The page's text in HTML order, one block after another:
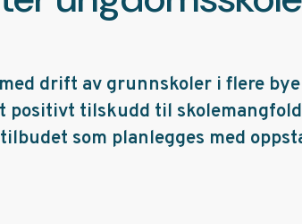
drift av grunnskoler i flere
positivt tilskudd til
som planlegges med